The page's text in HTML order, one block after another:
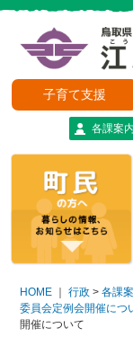
子育て支援
各課案内
HOME ｜行政 >各課
委員会定例会開催につ
開催について